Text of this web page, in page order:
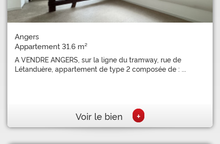
Angers
Appartement 31.6 m²
A VENDRE ANGERS, sur la ligne du tramway, rue de
Létanduère, appartement de type 2 composée de : ...
Voir le bien +